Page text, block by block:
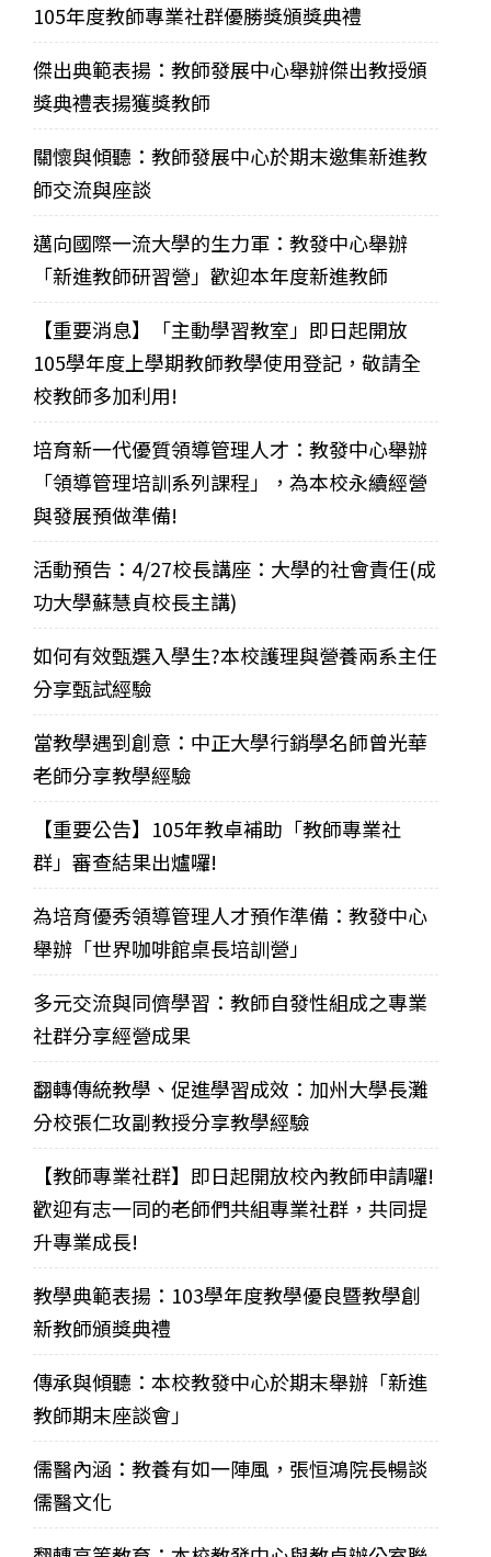
105年度教師專業社群優勝獎頒獎典禮
傑出典範表揚：教師發展中心舉辦傑出教授頒
獎典禮表揚獲獎教師
關懷與傾聽：教師發展中心於期末邀集新進教
師交流與座談
邁向國際一流大學的生力軍：教發中心舉辦
「新進教師研習營」歡迎本年度新進教師
【重要消息】「主動學習教室」即日起開放
105學年度上學期教師教學使用登記，敬請全
校教師多加利用!
培育新一代優質領導管理人才：教發中心舉辦
「領導管理培訓系列課程」，為本校永續經營
與發展預做準備!
活動預告：4/27校長講座：大學的社會責任(成
功大學蘇慧貞校長主講)
如何有效甄選入學生?本校護理與營養兩系主任
分享甄試經驗
當教學遇到創意：中正大學行銷學名師曾光華
老師分享教學經驗
【重要公告】105年教卓補助「教師專業社
群」審查結果出爐囉!
為培育優秀領導管理人才預作準備：教發中心
舉辦「世界咖啡館桌長培訓營」
多元交流與同儕學習：教師自發性組成之專業
社群分享經營成果
翻轉傳統教學、促進學習成效：加州大學長灘
分校張仁玫副教授分享教學經驗
【教師專業社群】即日起開放校內教師申請囉!
歡迎有志一同的老師們共組專業社群，共同提
升專業成長!
教學典範表揚：103學年度教學優良暨教學創
新教師頒獎典禮
傳承與傾聽：本校教發中心於期末舉辦「新進
教師期末座談會」
儒醫內涵：教養有如一陣風，張恒鴻院長暢談
儒醫文化